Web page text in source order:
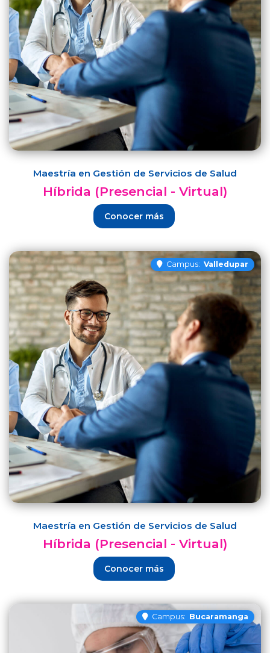
Maestría en Gestión de Servicios de Salud
Híbrida (Presencial - Virtual)
Conocer más
Campus: Valledupar
Maestría en Gestión de Servicios de Salud
Híbrida (Presencial - Virtual)
Conocer más
Campus: Bucaramanga